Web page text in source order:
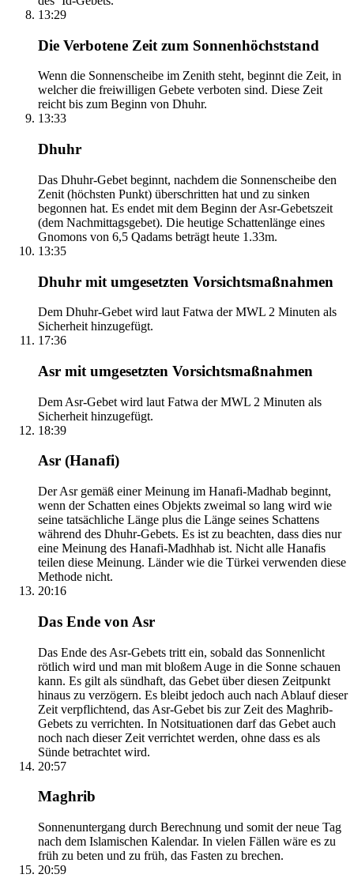
13:29
Die Verbotene Zeit zum Sonnenhöchststand
Wenn die Sonnenscheibe im Zenith steht, beginnt die Zeit, in
welcher die freiwilligen Gebete verboten sind. Diese Zeit
reicht bis zum Beginn von Dhuhr.
13:33
Dhuhr
Das Dhuhr-Gebet beginnt, nachdem die Sonnenscheibe den
Zenit (höchsten Punkt) überschritten hat und zu sinken
begonnen hat. Es endet mit dem Beginn der Asr-Gebetszeit
(dem Nachmittagsgebet). Die heutige Schattenlänge eines
Gnomons von 6,5 Qadams beträgt heute 1.33m.
13:35
Dhuhr mit umgesetzten Vorsichtsmaßnahmen
Dem Dhuhr-Gebet wird laut Fatwa der MWL 2 Minuten als
Sicherheit hinzugefügt.
17:36
Asr mit umgesetzten Vorsichtsmaßnahmen
Dem Asr-Gebet wird laut Fatwa der MWL 2 Minuten als
Sicherheit hinzugefügt.
18:39
Asr (Hanafi)
Der Asr gemäß einer Meinung im Hanafi-Madhab beginnt,
wenn der Schatten eines Objekts zweimal so lang wird wie
seine tatsächliche Länge plus die Länge seines Schattens
während des Dhuhr-Gebets. Es ist zu beachten, dass dies nur
eine Meinung des Hanafi-Madhhab ist. Nicht alle Hanafis
teilen diese Meinung. Länder wie die Türkei verwenden diese
Methode nicht.
20:16
Das Ende von Asr
Das Ende des Asr-Gebets tritt ein, sobald das Sonnenlicht
rötlich wird und man mit bloßem Auge in die Sonne schauen
kann. Es gilt als sündhaft, das Gebet über diesen Zeitpunkt
hinaus zu verzögern. Es bleibt jedoch auch nach Ablauf dieser
Zeit verpflichtend, das Asr-Gebet bis zur Zeit des Maghrib-
Gebets zu verrichten. In Notsituationen darf das Gebet auch
noch nach dieser Zeit verrichtet werden, ohne dass es als
Sünde betrachtet wird.
20:57
Maghrib
Sonnenuntergang durch Berechnung und somit der neue Tag
nach dem Islamischen Kalendar. In vielen Fällen wäre es zu
früh zu beten und zu früh, das Fasten zu brechen.
20:59